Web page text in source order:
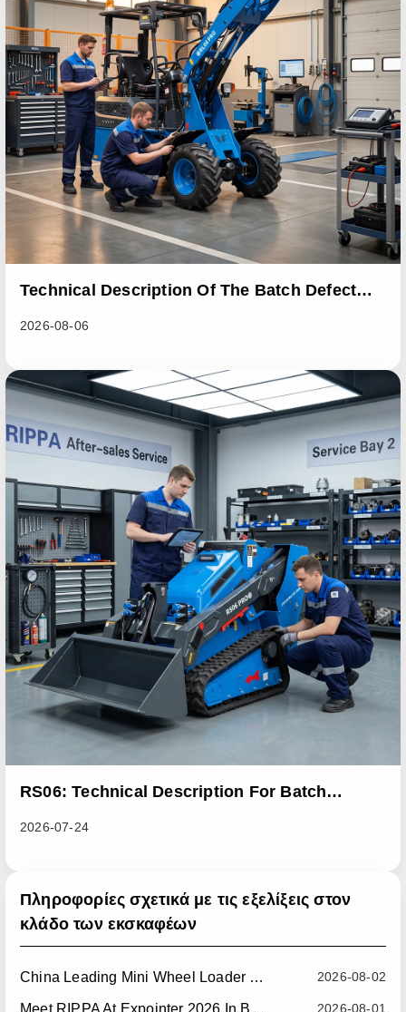
Technical Description Of The Batch Defect
2026-08-06
RS06: Technical Description For Batch
2026-07-24
Πληροφορίες σχετικά με τις εξελίξεις στον
κλάδο των εκσκαφέων
2026-08-02
China Leading Mini Wheel Loader Supplier: Reliable Compact Wheel Loaders For Global Markets
2026-08-01
Meet RIPPA At Expointer 2026 In Brazil